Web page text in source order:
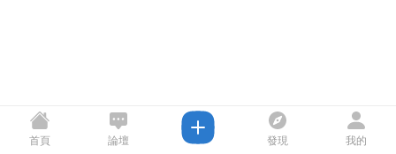
首頁 論壇 發現 我的